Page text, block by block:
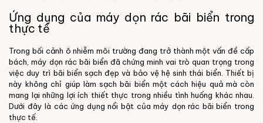
Ứng dụng của máy dọn rác bãi biển trong
thực tế
Trong bối cảnh ô nhiễm môi trường đang trở thành một vấn đề cấp
bách, máy dọn rác bãi biển đã chứng minh vai trò quan trọng trong
việc duy trì bãi biển sạch đẹp và bảo vệ hệ sinh thái biển. Thiết bị
này không chỉ giúp làm sạch bãi biển một cách hiệu quả mà còn
mang lại những lợi ích thiết thực trong nhiều tình huống khác nhau.
Dưới đây là các ứng dụng nổi bật của máy dọn rác bãi biển trong
thực tế.